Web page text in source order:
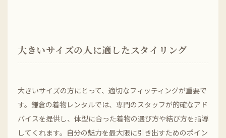
大きいサイズの人に適したスタイリング
大きいサイズの方にとって、適切なフィッティングが重要で
す。鎌倉の着物レンタルでは、専門のスタッフが的確なアド
バイスを提供し、体型に合った着物の選び方や結び方を指導
してくれます。自分の魅力を最大限に引き出すためのポイン